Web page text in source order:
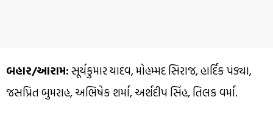
બહાર/આરામ:સૂર્યકુમાર યાદવ, મોહમ્મદ સિરાજ, હાર્દિક પંડ્યા,
જસપ્રિત બુમરાહ, અભિષેક શર્મા, અર્શદીપ સિંહ, તિલક વર્મા.